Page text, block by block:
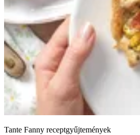
Tante Fanny receptgyűjtemények